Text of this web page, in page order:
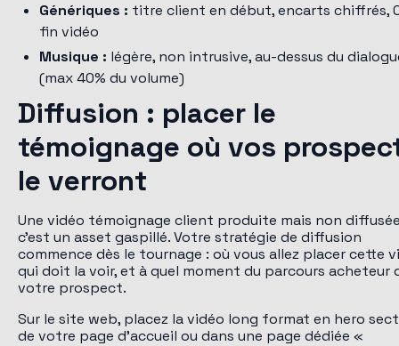
Génériques : titre client en début, encarts chiffrés,
fin vidéo
Musique : légère, non intrusive, au-dessus du
(max 40% du volume)
Diffusion : placer le
témoignage où vos
le verront
Une vidéo témoignage client produite mais non
c'est un asset gaspillé. Votre stratégie de diffusion
commence dès le tournage : où vous allez placer cette
qui doit la voir, et à quel moment du parcours acheteur
votre prospect.
Sur le site web, placez la vidéo long format en hero
de votre page d'accueil ou dans une page dédiée «